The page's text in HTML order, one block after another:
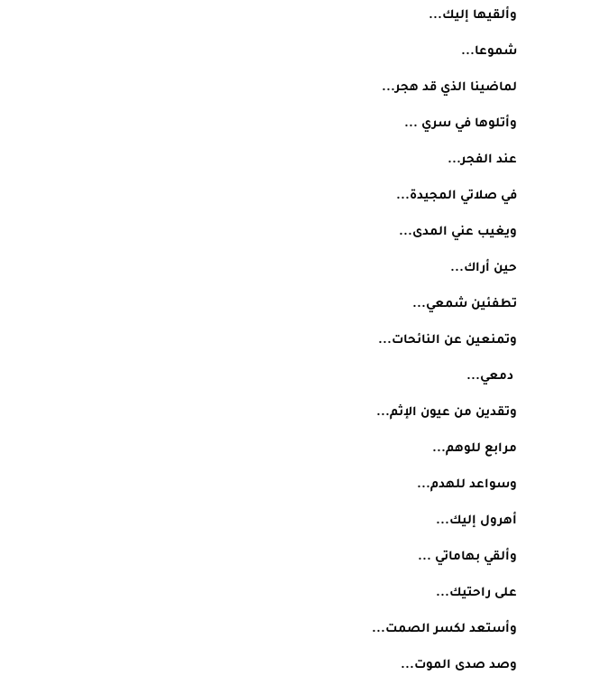
وألقيها إليك...
شموعا...
لماضينا الذي قد هجر...
وأتلوها في سري ...
عند الفجر...
في صلاتي المجيدة...
ويغيب عني المدى...
حين أراك...
تطفئين شمعي...
وتمنعين عن النائحات...
وتقدين من عيون الإثم...
مرابع للوهم...
وسواعد للهدم...
أهرول إليك...
وألقي بهاماتي ...
على راحتيك...
وأستعد لكسر الصمت...
وصد صدى الموت...